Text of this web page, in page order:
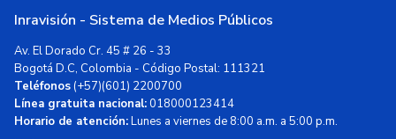
Inravisión - Sistema de Medios Públicos
Av. El Dorado Cr. 45 # 26 - 33
Bogotá D.C, Colombia - Código Postal: 111321
Teléfonos(+57)(601) 2200700
Línea gratuita nacional:018000123414
Horario de atención:Lunes a viernes de 8:00 a.m. a 5:00 p.m.